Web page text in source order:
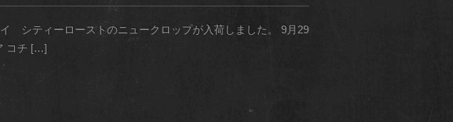
ティーローストのニュークロップが入荷しました。 9月29
コチ […]